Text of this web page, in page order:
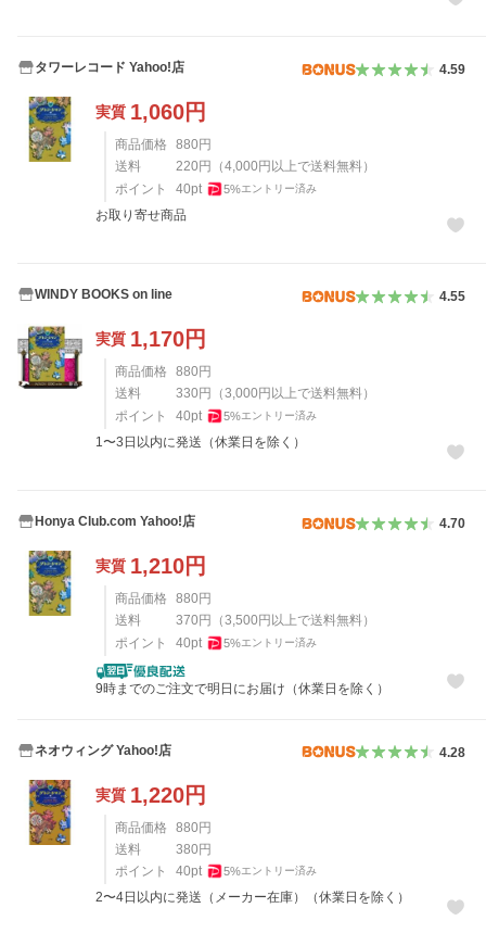
タワーレコード Yahoo!店 4.59
実質 1,060円
商品価格 880 円
送料
220 円 （4,000 円以上で送料無料）
ポイント
40pt 5%エントリー済み
お取り寄せ商品
WINDY BOOKS on line 4.55
実質 1,170円
商品価格 880 円
送料
330 円 （3,000 円以上で送料無料）
ポイント
40pt 5%エントリー済み
1〜3日以内に発送（休業日を除く）
Honya Club.com Yahoo!店 4.70
実質 1,210円
商品価格 880 円
送料
370 円 （3,500 円以上で送料無料）
ポイント
40pt 5%エントリー済み
9時までのご注文で明日にお届け（休業日を除く）
ネオウィング Yahoo!店 4.28
実質 1,220円
商品価格 880円
送料
380円
ポイント
40pt 5%エントリー済み
2〜4日以内に発送（メーカー在庫）（休業日を除く）